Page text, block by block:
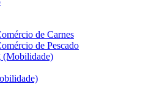
de Carnes
de Pescado
(Mobilidade)